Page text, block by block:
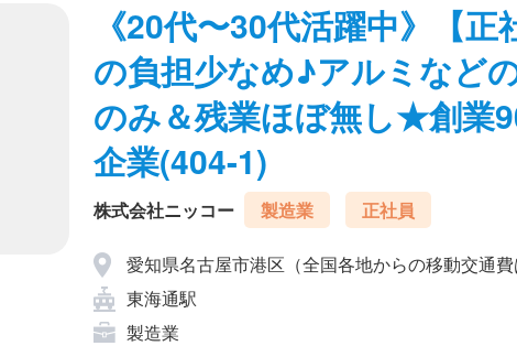
《20代〜30代活躍中》【
の負担少なめ♪アルミなど
のみ＆残業ほぼ無し★創業
企業(404-1)
株式会社ニッコー 製造業 正社員
愛知県名古屋市港区（全国各地からの移動交通費
東海通駅
製造業